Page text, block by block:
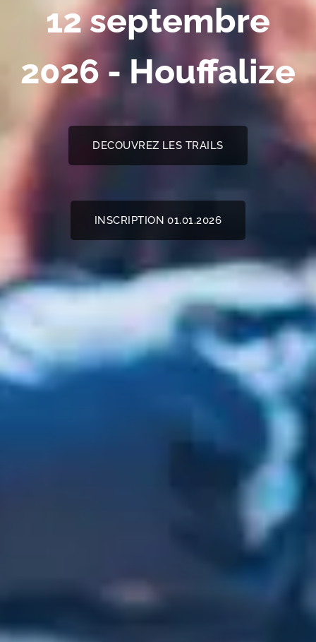
12 septembre
2026 -Houffalize
DECOUVREZ LES TRAILS
INSCRIPTION 01.01.2026